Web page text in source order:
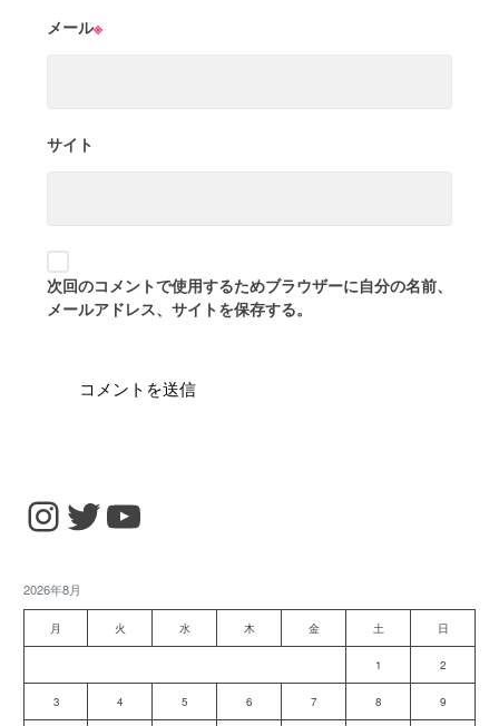
メール※
サイト
次回のコメントで使用するためブラウザーに自分の名前、
メールアドレス、サイトを保存する。
Instagram
TwitterYouTube
2026年8月
月 火 水 木 金 土 日
1 2
3 4 5 6 7 8 9